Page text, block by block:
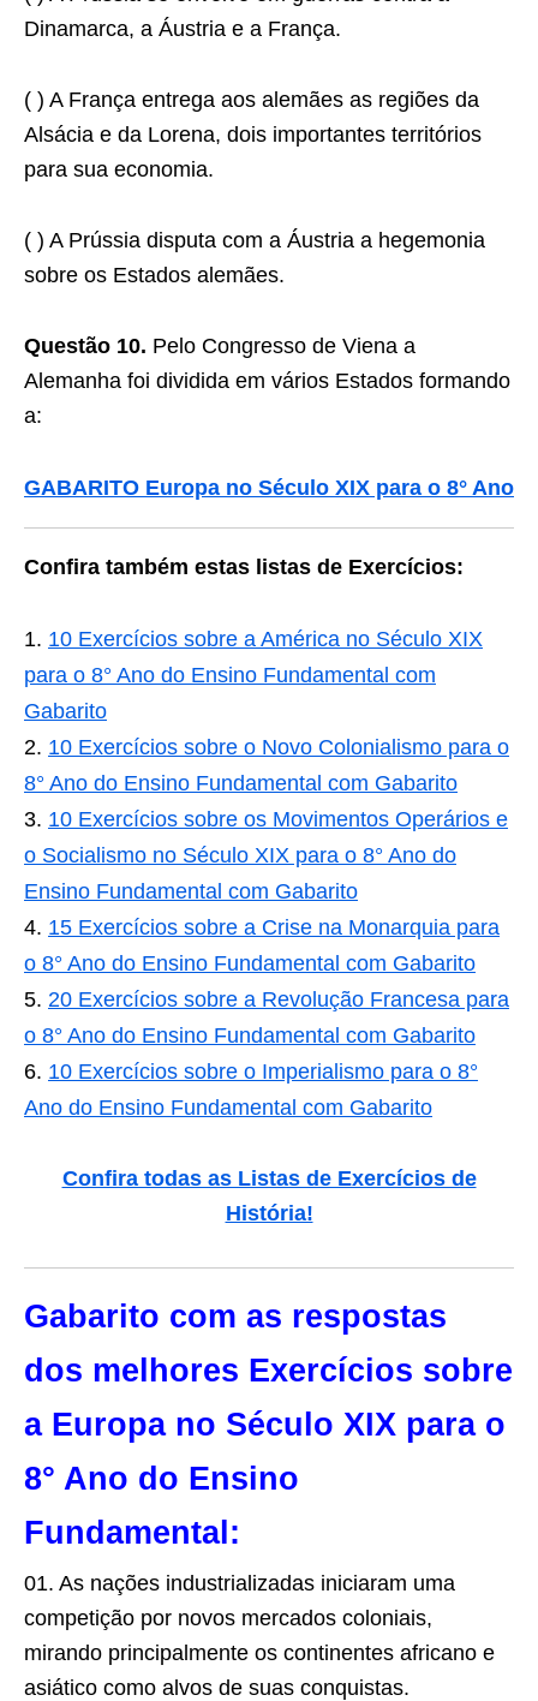
Dinamarca, a Áustria e a França.
( ) A França entrega aos alemães as regiões da
Alsácia e da Lorena, dois importantes territórios
para sua economia.
( ) A Prússia disputa com a Áustria a hegemonia
sobre os Estados alemães.
Questão 10. Pelo Congresso de Viena a
Alemanha foi dividida em vários Estados formando
a:
GABARITO Europa no Século XIX para o 8° Ano
Confira também estas listas de Exercícios:
10 Exercícios sobre a América no Século XIX
para o 8° Ano do Ensino Fundamental com
Gabarito
10 Exercícios sobre o Novo Colonialismo para o
8° Ano do Ensino Fundamental com Gabarito
10 Exercícios sobre os Movimentos Operários e
o Socialismo no Século XIX para o 8° Ano do
Ensino Fundamental com Gabarito
15 Exercícios sobre a Crise na Monarquia para
o 8° Ano do Ensino Fundamental com Gabarito
20 Exercícios sobre a Revolução Francesa para
o 8° Ano do Ensino Fundamental com Gabarito
10 Exercícios sobre o Imperialismo para o 8°
Ano do Ensino Fundamental com Gabarito
Confira todas as Listas de Exercícios de
História!
Gabarito com as respostas
dos melhores Exercícios sobre
a Europa no Século XIX para o
8° Ano do Ensino
Fundamental:
01. As nações industrializadas iniciaram uma
competição por novos mercados coloniais,
mirando principalmente os continentes africano e
asiático como alvos de suas conquistas.